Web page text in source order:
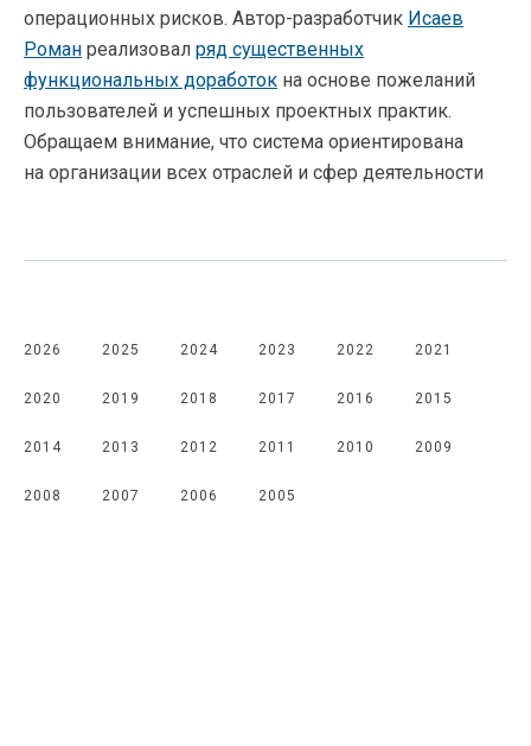
операционных рисков. Автор-разработчик Исаев
Роман реализовал ряд существенных
функциональных доработок на основе пожеланий
пользователей и успешных проектных практик.
Обращаем внимание, что система ориентирована
на организации всех отраслей и сфер деятельности
2026 2025 2024 2023 2022 2021
2020 2019 2018 2017 2016 2015
2014 2013 2012 2011 2010 2009
2008 2007 2006 2005